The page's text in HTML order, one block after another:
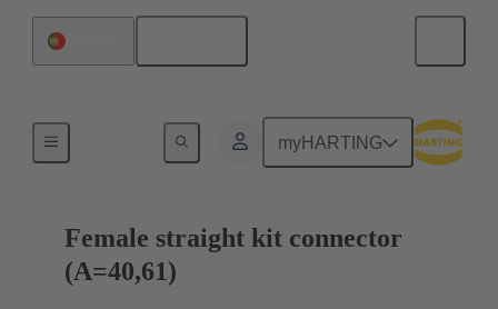
myHARTING
Terminación de placa madre a tarjeta hija
Female straight kit connector
(A=40,61)